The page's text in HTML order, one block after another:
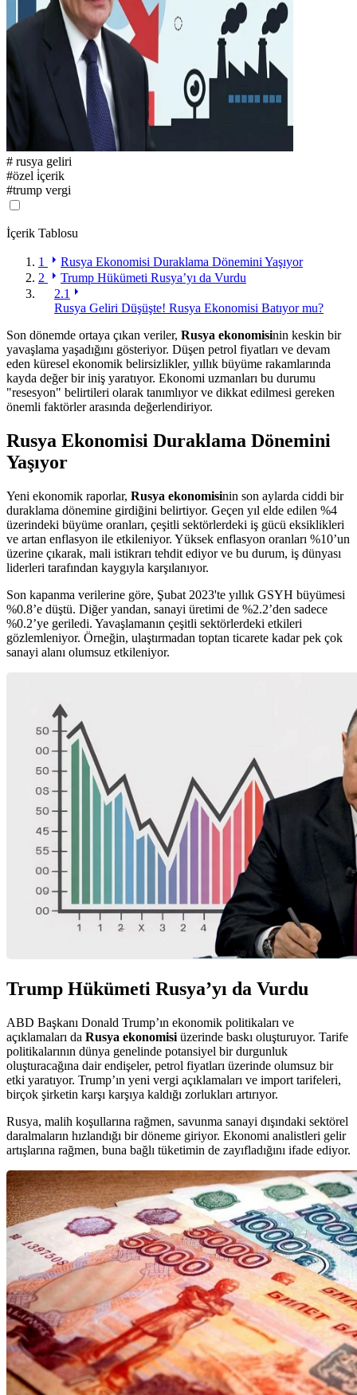
# rusya geliri
#özel i̇çerik
#trump vergi
İçerik Tablosu
1
Rusya Ekonomisi Duraklama Dönemini Yaşıyor
2
Trump Hükümeti Rusya’yı da Vurdu
2.1
Rusya Geliri Düşüşte! Rusya Ekonomisi Batıyor mu?
Son dönemde ortaya çıkan veriler, Rusya ekonomisinin keskin bir
yavaşlama yaşadığını gösteriyor. Düşen petrol fiyatları ve devam
eden küresel ekonomik belirsizlikler, yıllık büyüme rakamlarında
kayda değer bir iniş yaratıyor. Ekonomi uzmanları bu durumu
"resesyon" belirtileri olarak tanımlıyor ve dikkat edilmesi gereken
önemli faktörler arasında değerlendiriyor.
Rusya Ekonomisi Duraklama Dönemini
Yaşıyor
Yeni ekonomik raporlar, Rusya ekonomisinin son aylarda ciddi bir
duraklama dönemine girdiğini belirtiyor. Geçen yıl elde edilen %4
üzerindeki büyüme oranları, çeşitli sektörlerdeki iş gücü eksiklikleri
ve artan enflasyon ile etkileniyor. Yüksek enflasyon oranları %10’un
üzerine çıkarak, mali istikrarı tehdit ediyor ve bu durum, iş dünyası
liderleri tarafından kaygıyla karşılanıyor.
Son kapanma verilerine göre, Şubat 2023'te yıllık GSYH büyümesi
%0.8’e düştü. Diğer yandan, sanayi üretimi de %2.2’den sadece
%0.2’ye geriledi. Yavaşlamanın çeşitli sektörlerdeki etkileri
gözlemleniyor. Örneğin, ulaştırmadan toptan ticarete kadar pek çok
sanayi alanı olumsuz etkileniyor.
Trump Hükümeti Rusya’yı da Vurdu
ABD Başkanı Donald Trump’ın ekonomik politikaları ve
açıklamaları da Rusya ekonomisi üzerinde baskı oluşturuyor. Tarife
politikalarının dünya genelinde potansiyel bir durgunluk
oluşturacağına dair endişeler, petrol fiyatları üzerinde olumsuz bir
etki yaratıyor. Trump’ın yeni vergi açıklamaları ve import tarifeleri,
birçok şirketin karşı karşıya kaldığı zorlukları artırıyor.
Rusya, malih koşullarına rağmen, savunma sanayi dışındaki sektörel
daralmaların hızlandığı bir döneme giriyor. Ekonomi analistleri gelir
artışlarına rağmen, buna bağlı tüketimin de zayıfladığını ifade ediyor.